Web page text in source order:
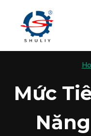
content
Mức